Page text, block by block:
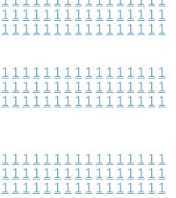
1 1 1 1 1 1 1 1 1 1 1 1 1 1 1 1
1 1 1 1 1 1 1 1 1 1 1 1 1 1 1 1
1 1 1 1 1 1 1 1 1 1 1 1 1 1 1 1
1 1 1 1 1 1 1 1 1 1 1 1 1 1 1 1
1 1 1 1 1 1 1 1 1 1 1 1 1 1 1 1
1 1 1 1 1 1 1 1 1 1 1 1 1 1 1 1
1 1 1 1 1 1 1 1 1 1 1 1 1 1 1 1
1 1 1 1 1 1 1 1 1 1 1 1 1 1 1 1